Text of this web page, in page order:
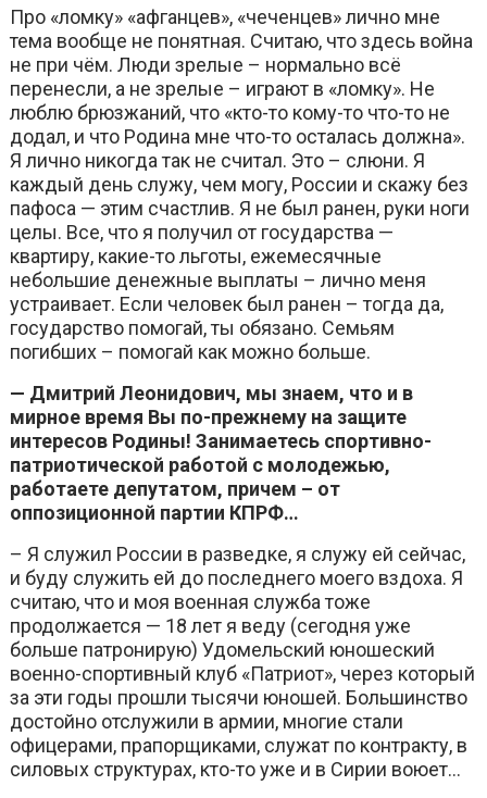
Про «ломку» «афганцев», «чеченцев» лично мне
тема вообще не понятная. Считаю, что здесь война
не при чём. Люди зрелые – нормально всё
перенесли, а не зрелые – играют в «ломку». Не
люблю брюзжаний, что «кто-то кому-то что-то не
додал, и что Родина мне что-то осталась должна».
Я лично никогда так не считал. Это – слюни. Я
каждый день служу, чем могу, России и скажу без
пафоса — этим счастлив. Я не был ранен, руки ноги
целы. Все, что я получил от государства —
квартиру, какие-то льготы, ежемесячные
небольшие денежные выплаты – лично меня
устраивает. Если человек был ранен – тогда да,
государство помогай, ты обязано. Семьям
погибших – помогай как можно больше.
— Дмитрий Леонидович, мы знаем, что и в
мирное время Вы по-прежнему на защите
интересов Родины! Занимаетесь спортивно-
патриотической работой с молодежью,
работаете депутатом, причем – от
оппозиционной партии КПРФ…
– Я служил России в разведке, я служу ей сейчас,
и буду служить ей до последнего моего вздоха. Я
считаю, что и моя военная служба тоже
продолжается — 18 лет я веду (сегодня уже
больше патронирую) Удомельский юношеский
военно-спортивный клуб «Патриот», через который
за эти годы прошли тысячи юношей. Большинство
достойно отслужили в армии, многие стали
офицерами, прапорщиками, служат по контракту, в
силовых структурах, кто-то уже и в Сирии воюет…